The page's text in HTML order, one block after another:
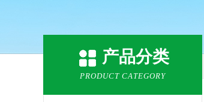
产品分类
PRODUCT CATEGORY